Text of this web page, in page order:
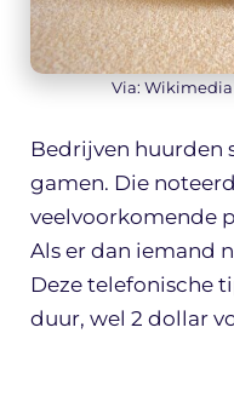
Via:
Bedrijven huurden
gamen. Die
veelvoorkomende
Als er dan iemand
Deze telefonische
duur, wel 2 dollar